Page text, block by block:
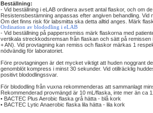
Beställning:
- Vid beställning i eLAB ordinera avsett antal flaskor, och om
Resistensbestämning anpassas efter angiven behandling.
Om det finns risk för labsmitta ska detta alltid anges. Märk
Ordination av blododling i eLAB
- Vid beställning på pappersremiss märk flaskorna med
vertikala streckkodsremsan från flaskan och sätt på remissen
+ AN). Vid provtagning kan remiss och flaskor märkas 1
nödvändig för laboratoriet.
Före provtagningen är det mycket viktigt att huden noggrant
genomblöt kompress i minst 30 sekunder. Vid otillräcklig
positivt blododlingssvar.
För blododling från vuxna rekommenderas att sammanlagt
Rekommenderad provmängd är 10 mL/flaska, inte mer än ca
• BACTEC Plus Aerobic flaska grå hätta - blå kork
• BACTEC Lytic Anaerobic flaska lila hätta - lila kork